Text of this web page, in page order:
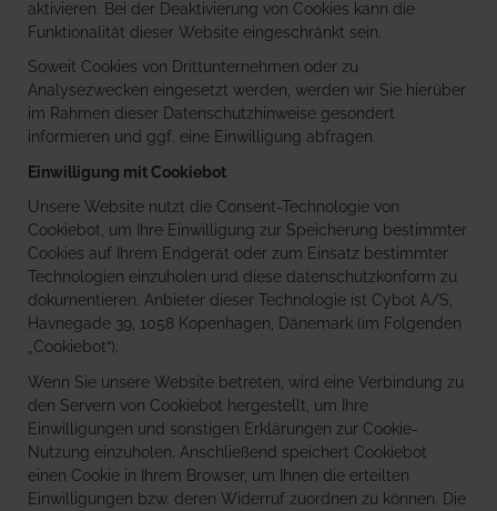
aktivieren. Bei der Deaktivierung von Cookies kann die
Funktionalität dieser Website eingeschränkt sein.
Soweit Cookies von Drittunternehmen oder zu
Analysezwecken eingesetzt werden, werden wir Sie hierüber
im Rahmen dieser Datenschutzhinweise gesondert
informieren und ggf. eine Einwilligung abfragen.
Einwilligung mit Cookiebot
Unsere Website nutzt die Consent-Technologie von
Cookiebot, um Ihre Einwilligung zur Speicherung bestimmter
Cookies auf Ihrem Endgerät oder zum Einsatz bestimmter
Technologien einzuholen und diese datenschutzkonform zu
dokumentieren. Anbieter dieser Technologie ist Cybot A/S,
Havnegade 39, 1058 Kopenhagen, Dänemark (im Folgenden
„Cookiebot“).
Wenn Sie unsere Website betreten, wird eine Verbindung zu
den Servern von Cookiebot hergestellt, um Ihre
Einwilligungen und sonstigen Erklärungen zur Cookie-
Nutzung einzuholen. Anschließend speichert Cookiebot
einen Cookie in Ihrem Browser, um Ihnen die erteilten
Einwilligungen bzw. deren Widerruf zuordnen zu können. Die